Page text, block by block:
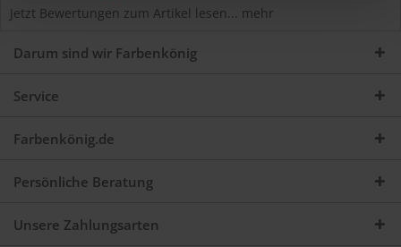
Jetzt Bewertungen zum Artikel lesen... mehr
Darum sind wir Farbenkönig
Service
Farbenkönig.de
Persönliche Beratung
Unsere Zahlungsarten